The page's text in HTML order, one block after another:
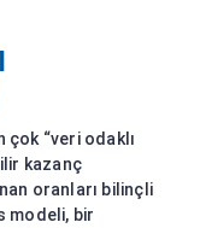
çok “veri odaklı
kazanç
oranları bilinçli
modeli, bir